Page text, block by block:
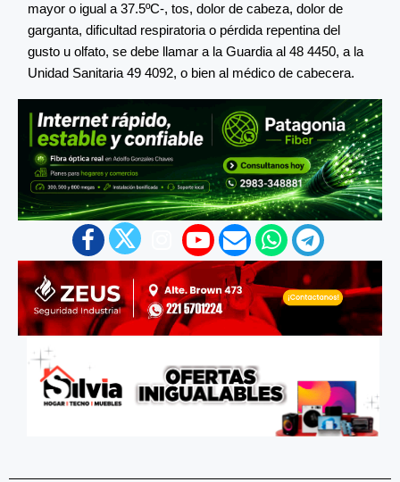
mayor o igual a 37.5ºC-, tos, dolor de cabeza, dolor de
garganta, dificultad respiratoria o pérdida repentina del
gusto u olfato, se debe llamar a la Guardia al 48 4450, a la
Unidad Sanitaria 49 4092, o bien al médico de cabecera.